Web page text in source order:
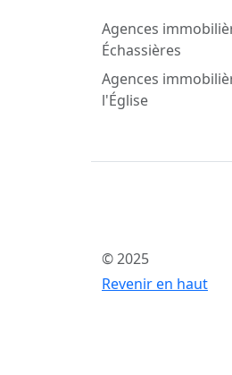
Agences
Échassières
Agences
l'Église
© 2025
Revenir en haut